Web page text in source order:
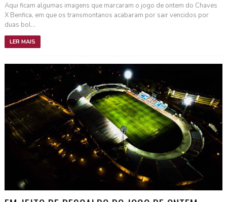
Aqui ficam algumas imagens que marcaram o jogo de ontem do Chaves
X Benfica, em que os transmontanos acabaram por sair vencidos por
duas bol...
LER MAIS